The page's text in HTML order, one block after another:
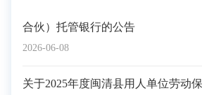
2026-06-08
合伙）托管银行的公告
关于2025年度闽清县用人单位劳动